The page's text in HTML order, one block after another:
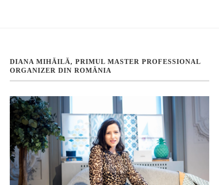
DIANA MIHĂILĂ, PRIMUL MASTER PROFESSIONAL
ORGANIZER DIN ROMÂNIA